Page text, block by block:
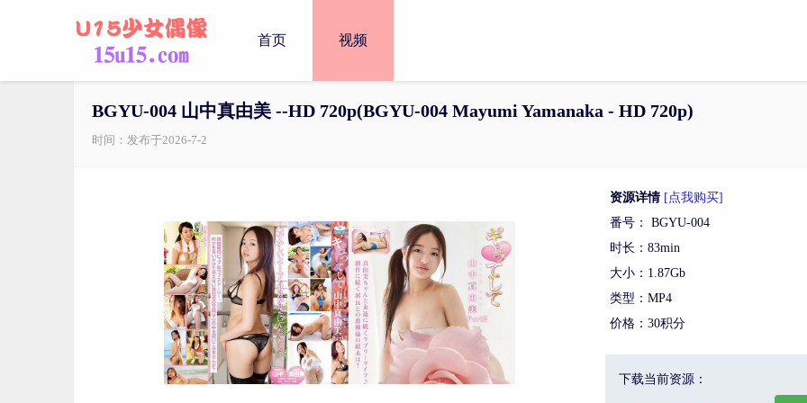
首页 视频
BGYU-004 山中真由美 --HD 720p( BGYU-004 Mayumi Yamanaka - HD 720p)
时间：发布于2026-7-2
资源详情 [点我购买]
番号： BGYU-004
时长：83min
大小：1.87Gb
类型：MP4
价格：30积分
下载当前资源：